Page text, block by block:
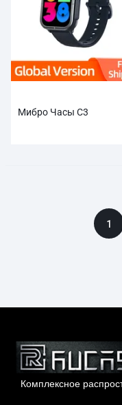
Мибро Часы C3
1
Комплексное